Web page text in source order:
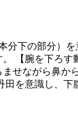
分下の部分）
【腕を下ろす
せながら鼻か
田を意識し、